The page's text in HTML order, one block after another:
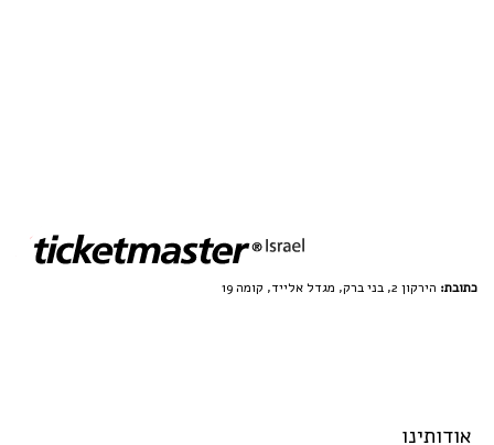
כתובת: הירקון 2, בני ברק, מגדל אלייד, קומה 19
אודותינו